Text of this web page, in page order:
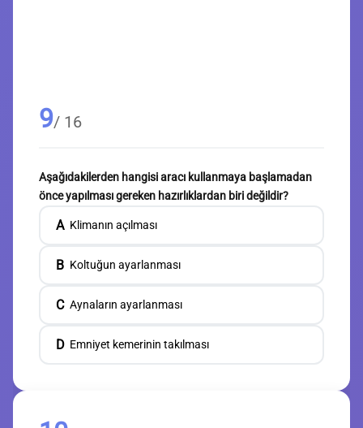
9/ 16
Aşağıdakilerden hangisi aracı kullanmaya başlamadan
önce yapılması gereken hazırlıklardan biri değildir?
A Klimanın açılması
B Koltuğun ayarlanması
C Aynaların ayarlanması
D Emniyet kemerinin takılması